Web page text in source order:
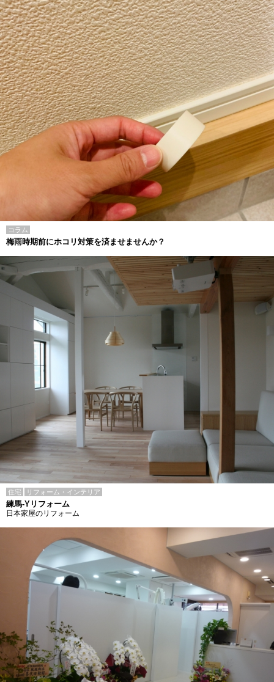
コラム
梅雨時期前にホコリ対策を済ませませんか？
住宅 リフォーム・インテリア
練馬-Yリフォーム
日本家屋のリフォーム